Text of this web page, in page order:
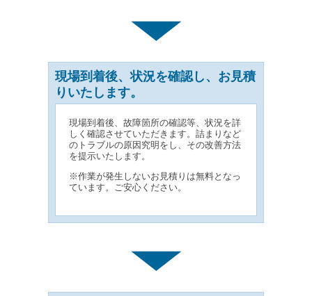
現場到着後、状況を確認し、お見積
りいたします。
現場到着後、故障箇所の確認等、状況を詳
しく確認させていただきます。詰まりなど
のトラブルの原因究明をし、その改善方法
を提示いたします。
※作業が発生しないお見積りは無料となっ
ています。ご安心ください。